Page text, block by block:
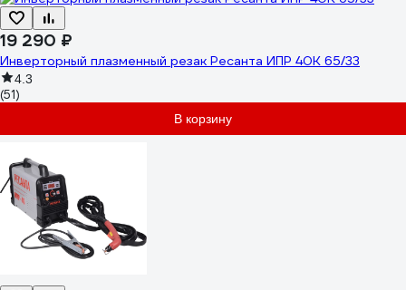
19 290 ₽
Инверторный плазменный резак Ресанта ИПР 40К 65/33
4.3
(51)
В корзину